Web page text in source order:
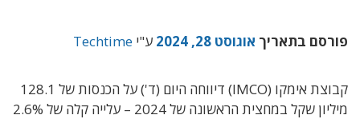
פורסם בתאריך אוגוסט 28, 2024 ע"י Techtime
קבוצת אימקו (IMCO) דיווחה היום (ד') על הכנסות של 128.1
מיליון שקל במחצית הראשונה של 2024 – עלייה קלה של 2.6%